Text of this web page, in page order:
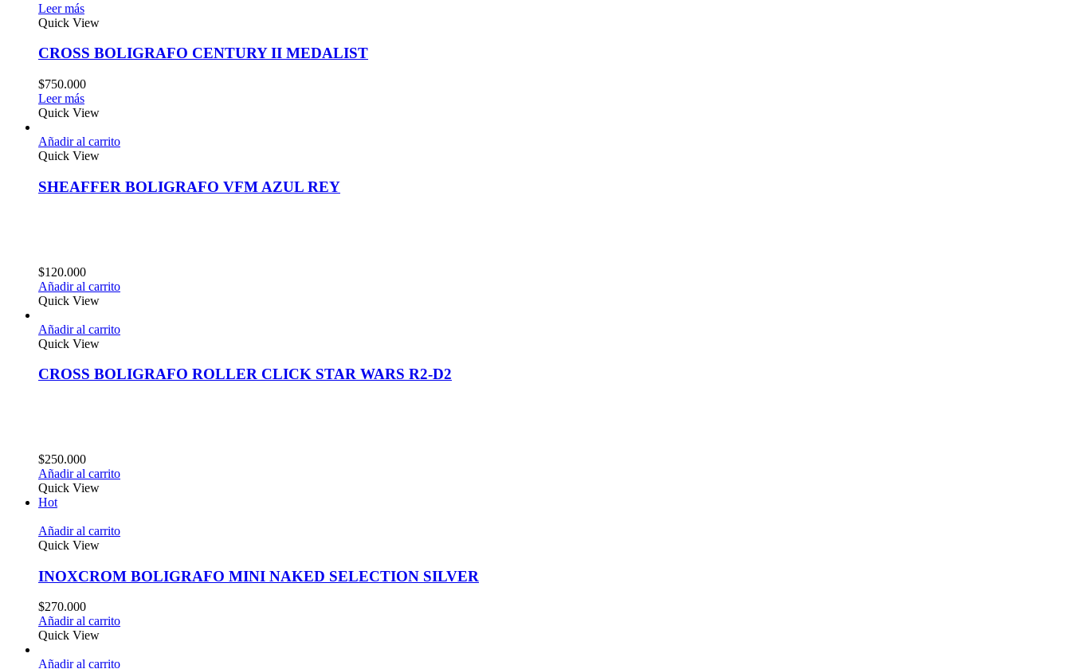
Leer más
Quick View
CROSS BOLIGRAFO CENTURY II MEDALIST
$750.000
Leer más
Quick View
Añadir al carrito
Quick View
SHEAFFER BOLIGRAFO VFM AZUL REY
$120.000
Añadir al carrito
Quick View
Añadir al carrito
Quick View
CROSS BOLIGRAFO ROLLER CLICK STAR WARS R2-D2
$250.000
Añadir al carrito
Quick View
Hot
Añadir al carrito
Quick View
INOXCROM BOLIGRAFO MINI NAKED SELECTION SILVER
$270.000
Añadir al carrito
Quick View
Añadir al carrito